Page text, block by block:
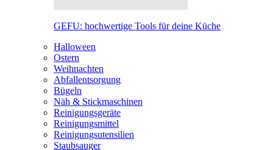
GEFU: hochwertige Tools für deine Küche
Halloween
Ostern
Weihnachten
Abfallentsorgung
Bügeln
Näh & Stickmaschinen
Reinigungsgeräte
Reinigungsmittel
Reinigungsutensilien
Staubsauger